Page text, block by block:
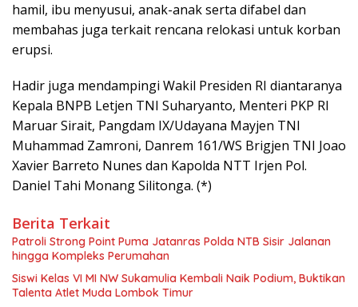
hamil, ibu menyusui, anak-anak serta difabel dan
membahas juga terkait rencana relokasi untuk korban
erupsi.
Hadir juga mendampingi Wakil Presiden RI diantaranya
Kepala BNPB Letjen TNI Suharyanto, Menteri PKP RI
Maruar Sirait, Pangdam IX/Udayana Mayjen TNI
Muhammad Zamroni, Danrem 161/WS Brigjen TNI Joao
Xavier Barreto Nunes dan Kapolda NTT Irjen Pol.
Daniel Tahi Monang Silitonga. (*)
Berita Terkait
Patroli Strong Point Puma Jatanras Polda NTB Sisir Jalanan
hingga Kompleks Perumahan
Siswi Kelas VI MI NW Sukamulia Kembali Naik Podium, Buktikan
Talenta Atlet Muda Lombok Timur